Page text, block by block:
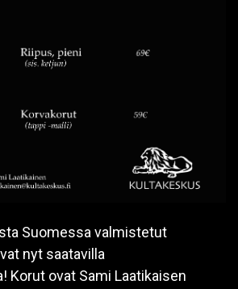
Suomessa valmistetut
nyt saatavilla
Korut ovat Sami Laatikaisen